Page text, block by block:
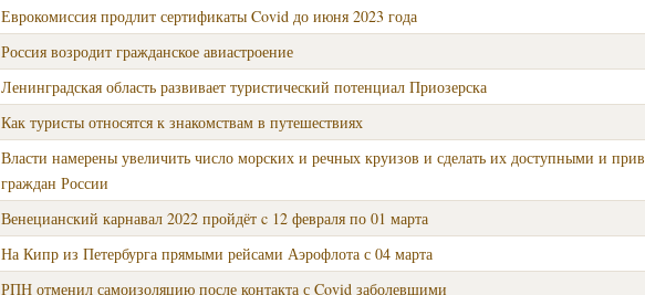
Еврокомиссия продлит сертификаты Covid до июня 2023 года
Россия возродит гражданское авиастроение
Ленинградская область развивает туристический потенциал Приозерска
Как туристы относятся к знакомствам в путешествиях
Власти намерены увеличить число морских и речных круизов и сделать их доступными и
граждан России
Венецианский карнавал 2022 пройдёт c 12 февраля по 01 марта
На Кипр из Петербурга прямыми рейсами Аэрофлота с 04 марта
РПН отменил самоизоляцию после контакта с Covid заболевшими